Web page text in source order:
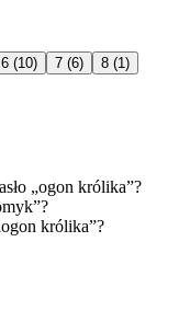
6 (10) 7 (6) 8 (1)
„ogon królika”?
królika”?